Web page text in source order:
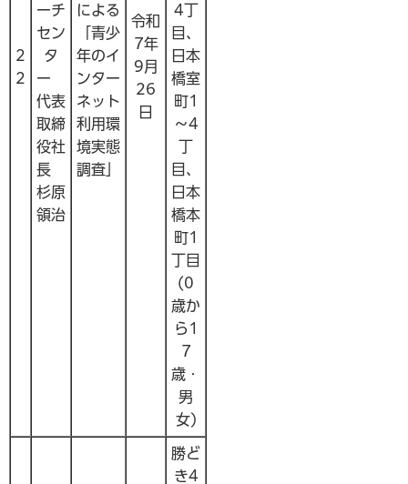
2
2
ーチ
セン
タ
ー
代表
取締
役社
長
杉原
領治
による
「青少
年のイ
ンター
ネット
利用環
境実態
調査」
令和
7年
9月
26
日
4丁
目、
日本
橋室
町1
～4
丁
目、
日本
橋本
町1
丁目
(0
歳か
ら1
7
歳・
男
女)
勝ど
き4